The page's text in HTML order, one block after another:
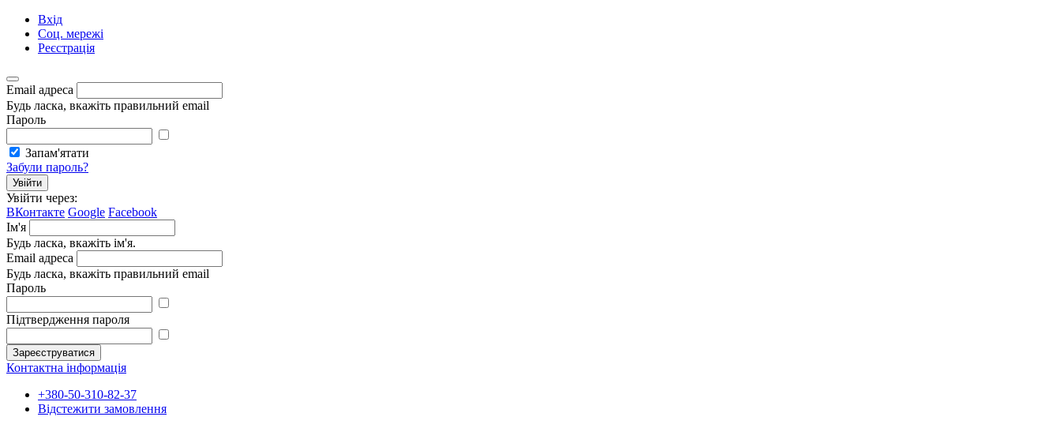
Вхід
Соц. мережі
Реєстрація
Email адреса
Будь ласка, вкажіть правильний email
Пароль
Запам'ятати
Забули пароль?
Увійти
Увійти через:
ВКонтакте Google Facebook
Ім'я
Будь ласка, вкажіть ім'я.
Email адреса
Будь ласка, вкажіть правильний email
Пароль
Підтвердження пароля
Зареєструватися
Контактна інформація
+380-50-310-82-37
Відстежити замовлення